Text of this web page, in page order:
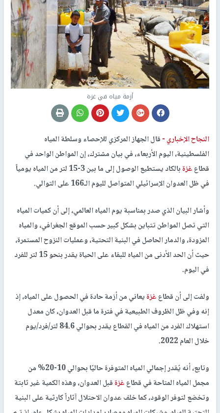
أزمة مياه في غزة
النجاح الإخباري -قال الجهاز المركزي للإحصاء وسلطة المياه
الفلسطينية، اليوم الأربعاء، في بيان مشترك، إن المواطن الواحد في
قطاعغزة
بالكاد يستطيع الوصول إلى ما بين 3-15 لتر من المياه يومياً
في ظل العدوان الإسرائيلي المتواصل لليوم الـ166 على التوالي.
وأشار البيان الذي صدر بمناسبة يوم المياه العالمي، إلى أن كميات المياه
التي تصل المواطن تتباين بشكل كبير حسب الموقع الجغرافي، والمياه
المزودة، والدمار الحاصل في البنية التحتية، وعمليات النزوح المستمرة،
حيث أن الحد الأدنى من المياه للبقاء على الحياة يقدر بنحو 15 لتر للفرد
في اليوم.
ولفت إلى أن قطاعغزةيعاني من أزمة حادة في الحصول على المياه، إذ
إنه وفي ظل الظروف الطبيعية في فترة ما قبل العدوان، كان معدل
استهلاك الفرد من المياه في القطاع يقدر بحوالي 84.6 لتر/فرد/يوم
خلال العام 2022.
وتابع، أنه يُقدر إجمالي المياه المتوفرة حاليًا بحوالي 10-20% من
مجمل المياه المتاحة في قطاعغزةقبل العدوان، وهذه الكمية غير ثابتة
وتخضع لتوفر الوقود، كما خلف عدوان الاحتلال آثاراً كارثية على البنية